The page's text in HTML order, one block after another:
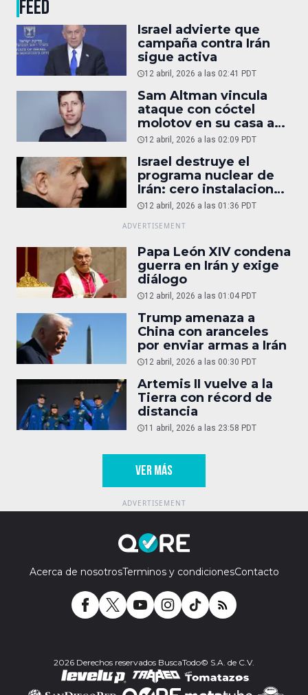
FEED
Israel advierte que
campaña contra Irán
sigue activa
12 abril, 2026 a las 02:41 PDT
Sam Altman vincula
ataque con cóctel
molotov en su casa a
reportaje
12 abril, 2026 a las 02:09 PDT
Israel destruye el
programa nuclear de
Irán: cero instalaciones
operativas
12 abril, 2026 a las 01:36 PDT
Papa León XIV condena
guerra en Irán y exige
diálogo
12 abril, 2026 a las 01:04 PDT
Trump amenaza a
China con aranceles
por enviar armas a Irán
12 abril, 2026 a las 00:30 PDT
Artemis II vuelve a la
Tierra con récord de
distancia
11 abril, 2026 a las 23:58 PDT
VER MÁS
Acerca de nosotrosTerminos y condicionesContacto
2026 Derechos reservados BuscaTodo© S.A. de C.V.